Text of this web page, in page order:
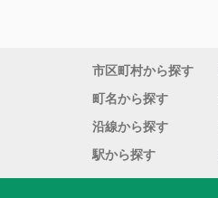
市区町村から探す
町名から探す
沿線から探す
駅から探す